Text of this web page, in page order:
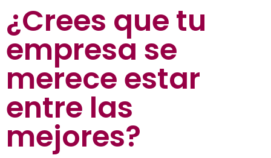
¿Crees que tu
empresa se
merece estar
entre las
mejores?